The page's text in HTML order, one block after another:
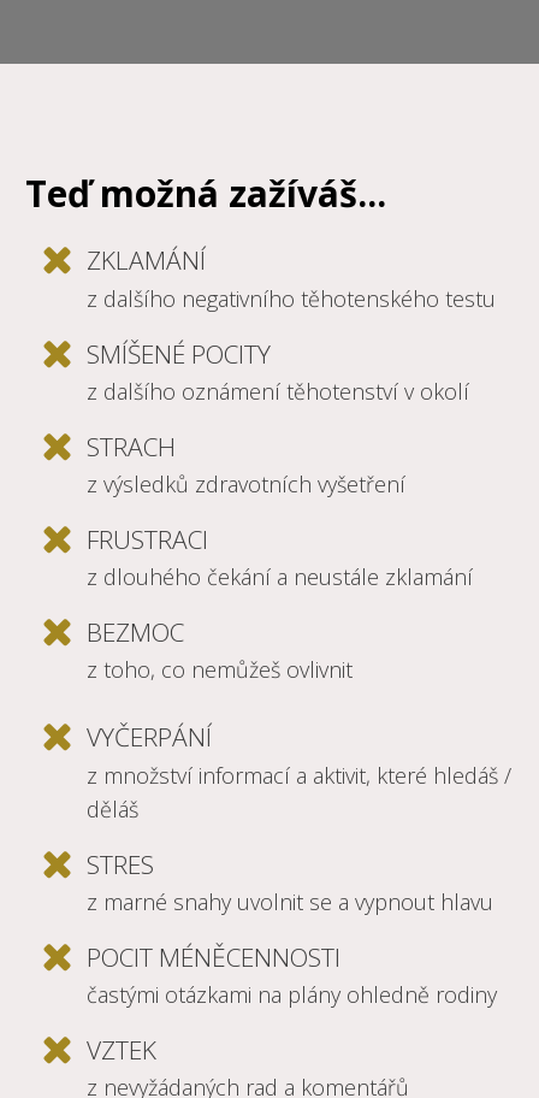
Teď možná zažíváš...
ZKLAMÁNÍ
z dalšího negativního těhotenského testu
SMÍŠENÉ POCITY
z dalšího oznámení těhotenství v okolí
STRACH
z výsledků zdravotních vyšetření
FRUSTRACI
z dlouhého čekání a neustále zklamání
BEZMOC
z toho, co nemůžeš ovlivnit
VYČERPÁNÍ
z množství informací a aktivit, které hledáš /
děláš
STRES
z marné snahy uvolnit se a vypnout hlavu
POCIT MÉNĚCENNOSTI
častými otázkami na plány ohledně rodiny
VZTEK
z nevyžádaných rad a komentářů